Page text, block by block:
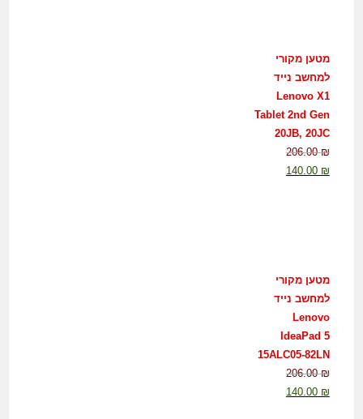
מטען מקורי
למחשב נייד
Lenovo X1
Tablet 2nd Gen
20JB, 20JC
206.00₪
140.00 ₪
מטען מקורי
למחשב נייד
Lenovo
IdeaPad 5
15ALC05-82LN
206.00₪
140.00 ₪